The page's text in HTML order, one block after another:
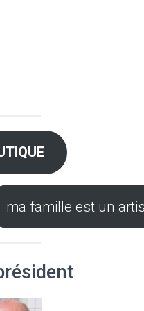
ma famille est un